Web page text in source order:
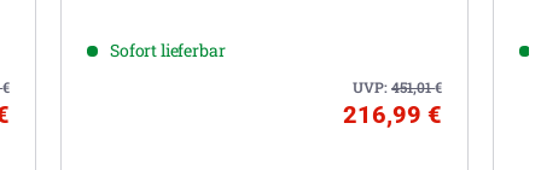
€
Sofort lieferbar
UVP:451,01€
216,99 €